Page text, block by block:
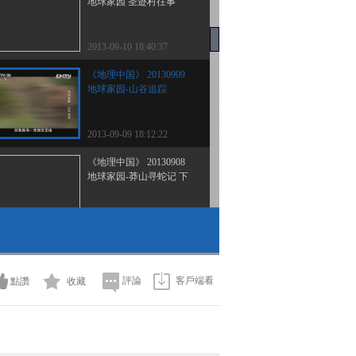
2013-09-10 18:40:37
《地理中国》 20130909
地球家园-山谷追踪
2013-09-09 18:12:22
《地理中国》 20130908
地球家园-莽山寻蛇记 下
2013-09-07 19:11:52
地球家园-莽山寻蛇记 上
點讚 收藏 評論 客戶端看